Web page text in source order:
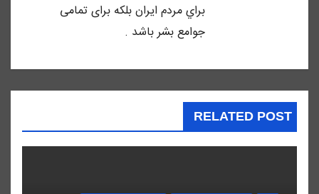
براي مردم ايران بلكه براى تمامى
جوامع بشر باشد .
RELATED POST